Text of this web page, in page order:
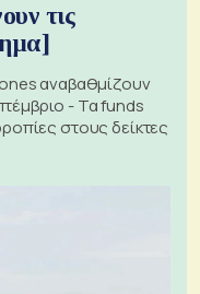
τις
αναβαθμίζουν
- Τα funds
στους δείκτες